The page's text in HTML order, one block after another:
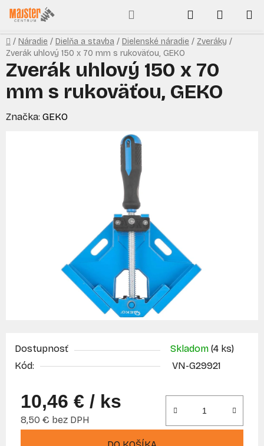
Prejsť
na
obsah
Hľadať
KOŠÍK
Domov
/ Náradie / Dielňa a stavba / Dielenské náradie / Zveráky /
Zverák uhlový 150 x 70 mm s rukoväťou, GEKO
Dostupnosť Skladom (4 ks)
Kód:
VN-G29921
10,46 € / ks
8,50 € bez DPH
Zverák uhlový 150 x 70
mm s rukoväťou, GEKO
Značka: GEKO